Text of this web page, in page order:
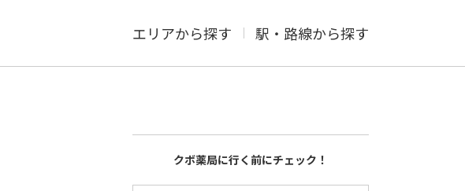
エリアから探す 駅・路線から探す
クボ薬局に行く前にチェック！